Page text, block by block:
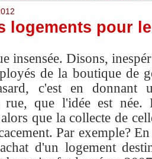
logements pour
insensée. Disons,
de la boutique de
c'est en donnant
rue, que l'idée est née.
que la collecte de
Par exemple?
d'un logement